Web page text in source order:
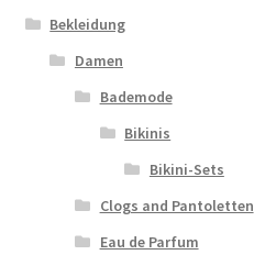
Bekleidung
Damen
Bademode
Bikinis
Bikini-Sets
Clogs and Pantoletten
Eau de Parfum